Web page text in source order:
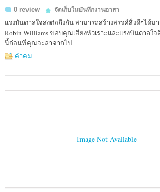
0 review
จัดเก็บในบันทึกงานอาสา
แรงบันดาลใจส่งต่อถึงกัน สามารถสร้างสรรค์สิ่งดีๆได้ม
Robin Williams ขอบคุณเสียงหัวเราะและแรงบันดาลใ
นี้ก่อนที่คุณจะลาจากไป
คำคม
Image Not Available